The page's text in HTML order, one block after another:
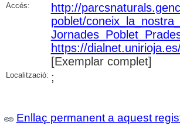
Accés:
http://
poblet/
https://
[Exemplar complet]
Localització: ;
Enllaç permanent a aquest